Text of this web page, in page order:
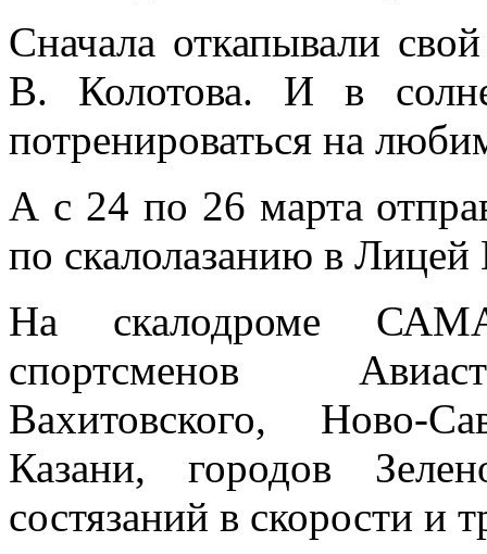
Сначала откапывали
В. Колотова. И в
потренироваться на
А с 24 по 26 марта
по скалолазанию в
На скалодроме
спортсменов
Вахитовского, Ново-
Казани, городов
состязаний в скорости и